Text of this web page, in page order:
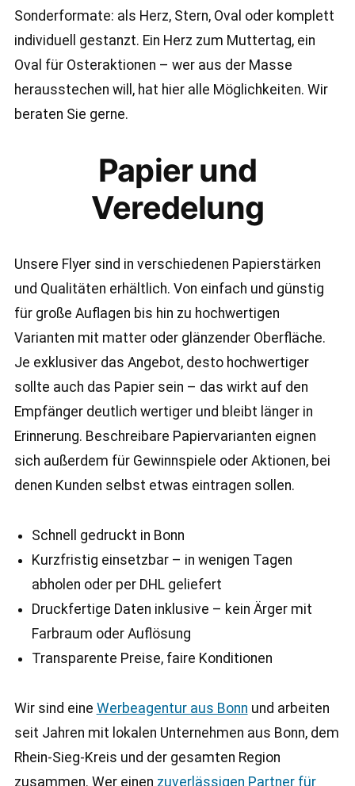
Sonderformate: als Herz, Stern, Oval oder komplett
individuell gestanzt. Ein Herz zum Muttertag, ein
Oval für Osteraktionen – wer aus der Masse
herausstechen will, hat hier alle Möglichkeiten. Wir
beraten Sie gerne.
Papier und
Veredelung
Unsere Flyer sind in verschiedenen Papierstärken
und Qualitäten erhältlich. Von einfach und günstig
für große Auflagen bis hin zu hochwertigen
Varianten mit matter oder glänzender Oberfläche.
Je exklusiver das Angebot, desto hochwertiger
sollte auch das Papier sein – das wirkt auf den
Empfänger deutlich wertiger und bleibt länger in
Erinnerung. Beschreibare Papiervarianten eignen
sich außerdem für Gewinnspiele oder Aktionen, bei
denen Kunden selbst etwas eintragen sollen.
Schnell gedruckt in Bonn
Kurzfristig einsetzbar – in wenigen Tagen
abholen oder per DHL geliefert
Druckfertige Daten inklusive – kein Ärger mit
Farbraum oder Auflösung
Transparente Preise, faire Konditionen
Wir sind eine Werbeagentur aus Bonn und arbeiten
seit Jahren mit lokalen Unternehmen aus Bonn, dem
Rhein-Sieg-Kreis und der gesamten Region
zusammen. Wer einen zuverlässigen Partner für